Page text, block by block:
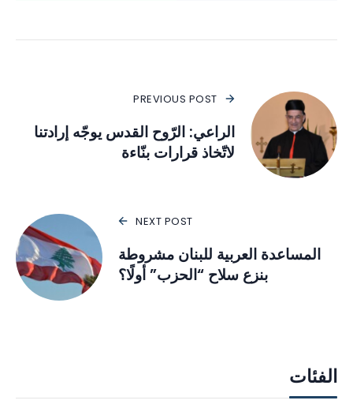
PREVIOUS POST
الراعي: الرّوح القدس يوجّه إرادتنا
لاتّخاذ قرارات بنّاءة
NEXT POST
المساعدة العربية للبنان مشروطة
بنزع سلاح “الحزب” أولًا؟
الفئات